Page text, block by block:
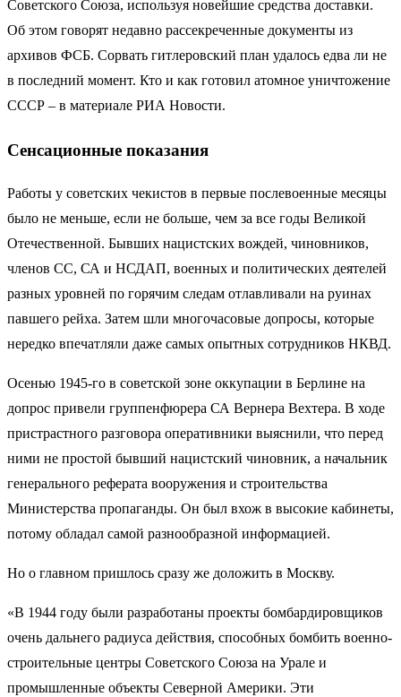
Советского Союза, используя новейшие средства доставки.
Об этом говорят недавно рассекреченные документы из
архивов ФСБ. Сорвать гитлеровский план удалось едва ли не
в последний момент. Кто и как готовил атомное уничтожение
СССР – в материале РИА Новости.
Сенсационные показания
Работы у советских чекистов в первые послевоенные месяцы
было не меньше, если не больше, чем за все годы Великой
Отечественной. Бывших нацистских вождей, чиновников,
членов СС, СА и НСДАП, военных и политических деятелей
разных уровней по горячим следам отлавливали на руинах
павшего рейха. Затем шли многочасовые допросы, которые
нередко впечатляли даже самых опытных сотрудников НКВД.
Осенью 1945-го в советской зоне оккупации в Берлине на
допрос привели группенфюрера СА Вернера Вехтера. В ходе
пристрастного разговора оперативники выяснили, что перед
ними не простой бывший нацистский чиновник, а начальник
генерального реферата вооружения и строительства
Министерства пропаганды. Он был вхож в высокие кабинеты,
потому обладал самой разнообразной информацией.
Но о главном пришлось сразу же доложить в Москву.
«В 1944 году были разработаны проекты бомбардировщиков
очень дальнего радиуса действия, способных бомбить военно-
строительные центры Советского Союза на Урале и
промышленные объекты Северной Америки. Эти